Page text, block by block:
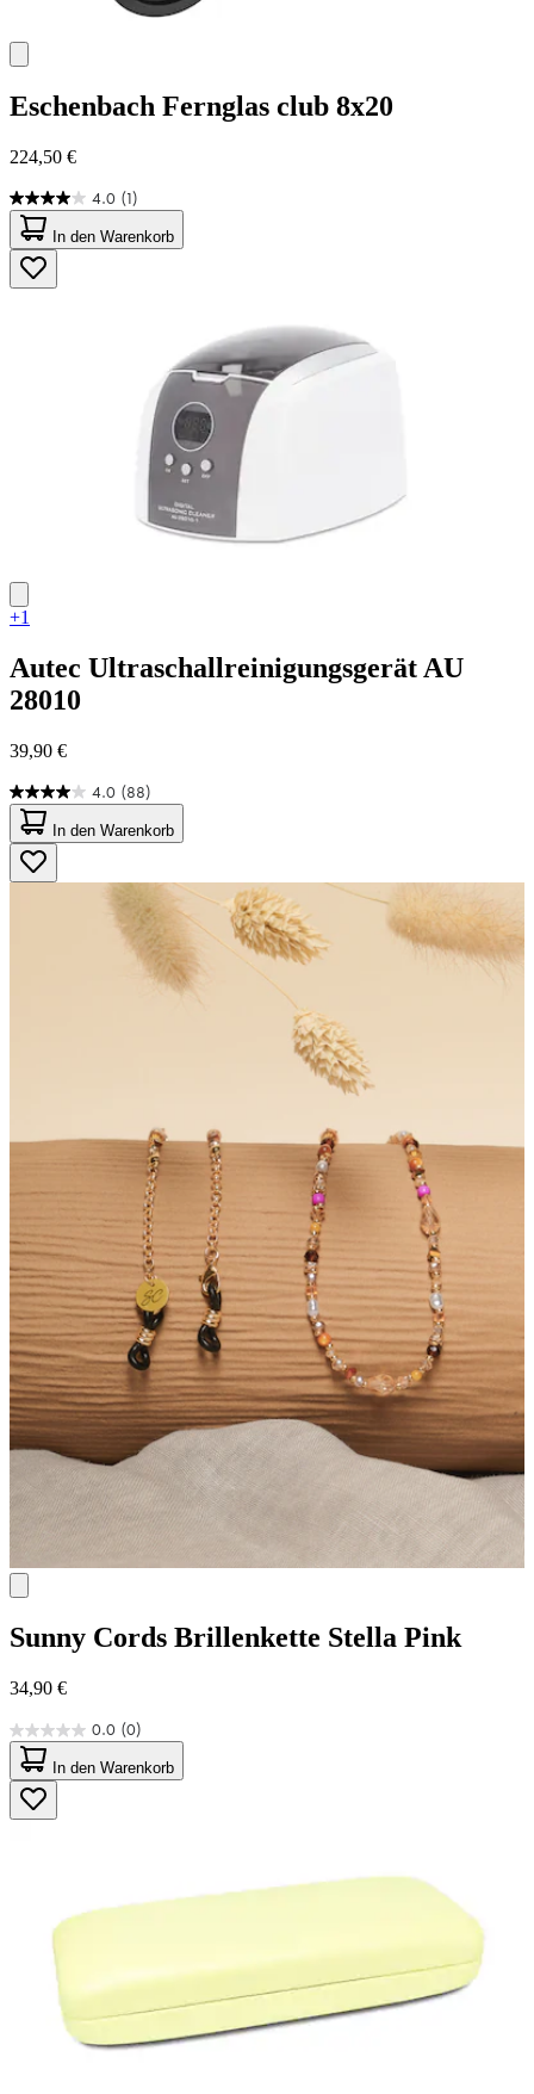
Eschenbach Fernglas club 8x20
224,50 €
4.0 (1)
4.0
von
5
Sternen.
1
In den Warenkorb
+1
Autec Ultraschallreinigungsgerät AU
28010
39,90 €
4.0 (88)
4.0
von
5
Sternen.
88
Bewertungen
In den Warenkorb
Sunny Cords Brillenkette Stella Pink
34,90 €
0.0 (0)
0.0
von
5
Sternen.
In den Warenkorb